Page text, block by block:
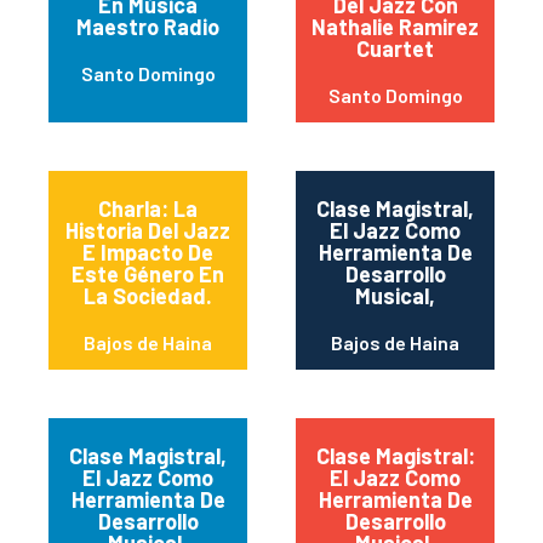
Maestro Radio
Santo Domingo
Nathalie Ramirez
Cuartet
Santo Domingo
Charla: La
Historia Del Jazz
E Impacto De
Este Género En
La Sociedad.
Bajos de Haina
Clase Magistral,
El Jazz Como
Herramienta De
Desarrollo
Musical,
Bajos de Haina
Clase Magistral,
El Jazz Como
Herramienta De
Desarrollo
Clase Magistral:
El Jazz Como
Herramienta De
Desarrollo